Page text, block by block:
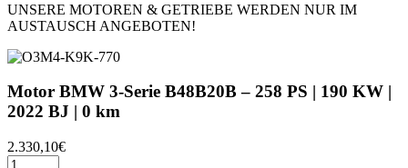
UNSERE MOTOREN & GETRIEBE WERDEN NUR IM
AUSTAUSCH ANGEBOTEN!
Motor BMW 3-Serie B48B20B – 258 PS | 190 KW |
2022 BJ | 0 km
2.330,10€